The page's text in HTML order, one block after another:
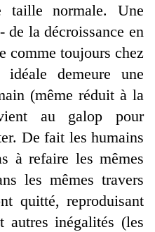
taille normale. Une
de la décroissance en
comme toujours chez
demeure une
(même réduit à la
au galop pour
De fait les humains
à refaire les mêmes
les mêmes travers
quitté, reproduisant
autres inégalités (les